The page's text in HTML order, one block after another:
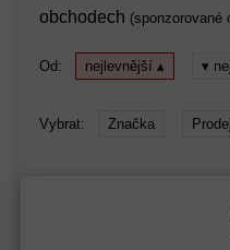
obchodech (sponzorované
Od: nejlevnější ▴ ▾
Vybrat: Značka